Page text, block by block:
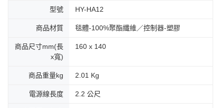
型號 HY-HA12
商品材質 毯體-100%聚酯纖維／控制器-塑膠
商品尺寸mm(長
x寬)
160 x 140
商品重量kg 2.01 Kg
電源線長度 2.2 公尺